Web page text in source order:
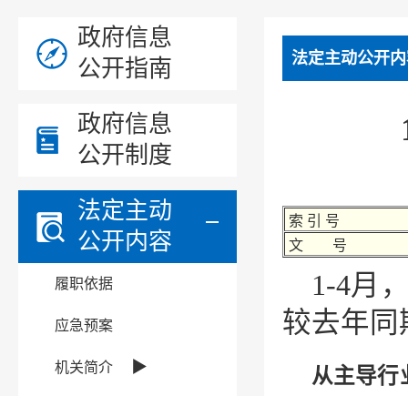
政府信息
公开指南
政府信息
公开制度
法定主动
公开内容
履职依据
应急预案
机关简介 ▶
法定主动公开
索 引 号
文 号
1-4月
较去年同
从主导行